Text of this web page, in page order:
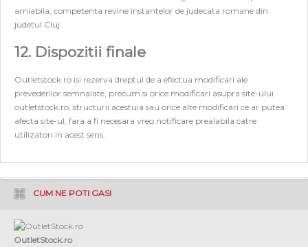
amiabila, competenta revine instantelor de judecata romane din
judetul Cluj.
12. Dispozitii finale
Outletstock.ro isi rezerva dreptul de a efectua modificari ale
prevederilor semnalate, precum si orice modificari asupra site-ului
outletstock.ro, structurii acestuia sau orice alte modificari ce ar putea
afecta site-ul, fara a fi necesara vreo notificare prealabila catre
utilizatori in acest sens.
CUM NE POTI GASI
OutletStock.ro